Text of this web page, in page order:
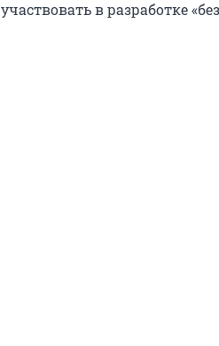
участвовать в разработке